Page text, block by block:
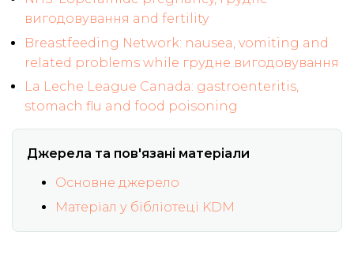
вигодовування and fertility
Breastfeeding Network: nausea, vomiting and
related problems while грудне вигодовування
La Leche League Canada: gastroenteritis,
stomach flu and food poisoning
Джерела та пов'язані матеріали
Основне джерело
Матеріал у бібліотеці KDM